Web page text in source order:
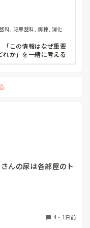
科, 泌尿器科, 病棟, 消化器
「この情報はなぜ重要
か」を一緒に考える
断する力が少しずつ
います。
んの尿は各部屋のト
汚物処理室でのみ破
法になってます。尿
物処理室を10往復
ます。
4 ・ 1日前